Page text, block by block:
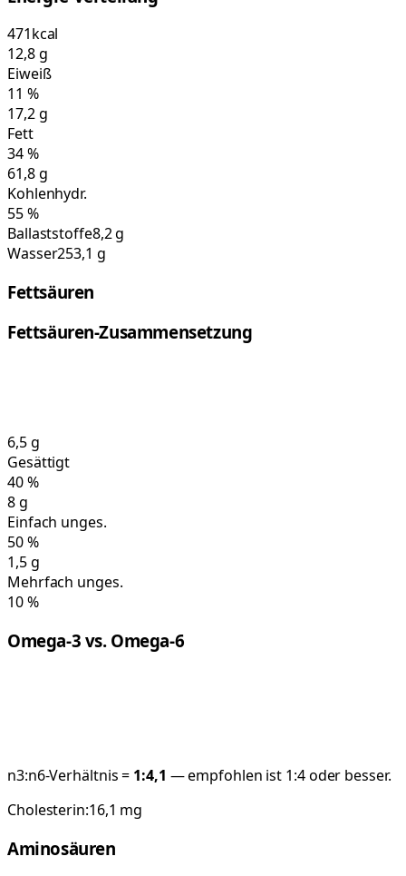
471kcal
12,8g
Eiweiß
11 %
17,2g
Fett
34%
61,8g
Kohlenhydr.
55%
Ballaststoffe8,2 g
Wasser253,1 g
Fettsäuren
Fettsäuren-Zusammensetzung
6,5g
Gesättigt
40%
8g
Einfach unges.
50%
1,5g
Mehrfach unges.
10%
Omega-3 vs. Omega-6
n3:n6-Verhältnis = 1:4,1 — empfohlen ist 1:4 oder besser.
Cholesterin:16,1 mg
Aminosäuren